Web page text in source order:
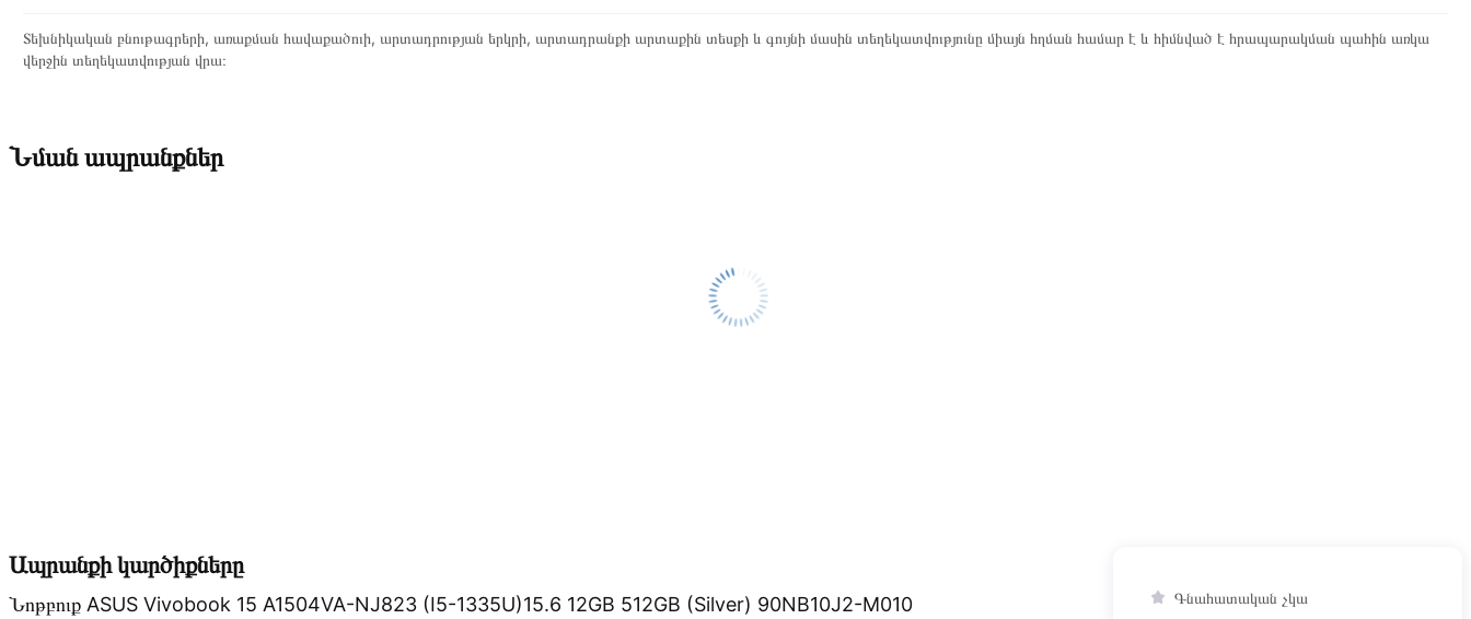
Տեխնիկական բնութագրերի, առաքման հավաքածուի, արտադրության երկրի, արտադրանքի արտաքին տեսքի և գույնի մասին տեղեկատվությունը միայն հղման համար է և հիմնված է հրապարակման պահին առկա
վերջին տեղեկատվության վրա։
Նման ապրանքներ
Ապրանքի կարծիքները
Նոթբուք ASUS Vivobook 15 A1504VA-NJ823 (I5-1335U)15.6 12GB 512GB (Silver) 90NB10J2-M010 Գնահատական չկա